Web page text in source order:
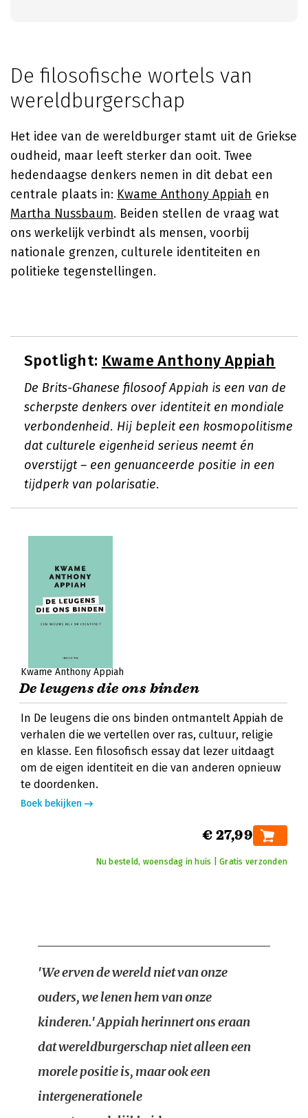
De filosofische wortels van
wereldburgerschap
Het idee van de wereldburger stamt uit de Griekse
oudheid, maar leeft sterker dan ooit. Twee
hedendaagse denkers nemen in dit debat een
centrale plaats in: Kwame Anthony Appiah en
Martha Nussbaum. Beiden stellen de vraag wat
ons werkelijk verbindt als mensen, voorbij
nationale grenzen, culturele identiteiten en
politieke tegenstellingen.
Spotlight: Kwame Anthony Appiah
De Brits-Ghanese filosoof Appiah is een van de
scherpste denkers over identiteit en mondiale
verbondenheid. Hij bepleit een kosmopolitisme
dat culturele eigenheid serieus neemt én
overstijgt – een genuanceerde positie in een
tijdperk van polarisatie.
Kwame Anthony Appiah
De leugens die ons binden
In De leugens die ons binden ontmantelt Appiah de
verhalen die we vertellen over ras, cultuur, religie
en klasse. Een filosofisch essay dat lezer uitdaagt
om de eigen identiteit en die van anderen opnieuw
te doordenken.
Boek bekijken
€ 27,99
Nu besteld, woensdag in huis | Gratis verzonden
'We erven de wereld niet van onze
ouders, we lenen hem van onze
kinderen.' Appiah herinnert ons eraan
dat wereldburgerschap niet alleen een
morele positie is, maar ook een
intergenerationele